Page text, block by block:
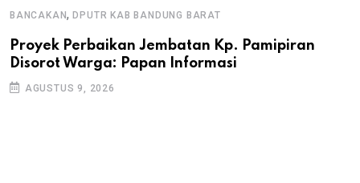
BANCAKAN,DPUTR KAB BANDUNG BARAT
Proyek Perbaikan Jembatan Kp. Pamipiran
Disorot Warga: Papan Informasi
AGUSTUS 9, 2026